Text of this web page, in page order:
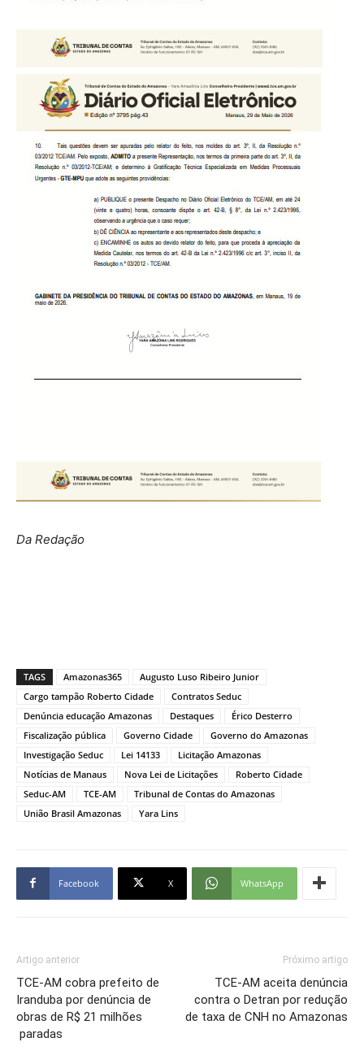
Da Redação
TAGS Amazonas365
Augusto Luso Ribeiro Junior
Cargo tampão Roberto Cidade
Contratos Seduc
Denúncia educação Amazonas
Destaques
Érico Desterro
Fiscalização pública
Governo Cidade
Governo do Amazonas
Investigação Seduc
Lei 14133
Licitação Amazonas
Notícias de Manaus
Nova Lei de Licitações
Roberto Cidade
Seduc-AM
TCE-AM
Tribunal de Contas do Amazonas
União Brasil Amazonas
Yara Lins
Facebook X WhatsApp
Artigo anterior
TCE-AM cobra prefeito de
Iranduba por denúncia de
obras de R$ 21 milhões
paradas
Próximo artigo
TCE-AM aceita denúncia
contra o Detran por redução
de taxa de CNH no Amazonas